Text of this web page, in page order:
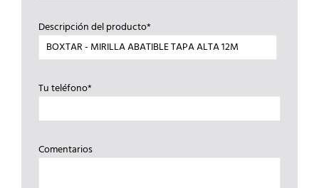
Descripción del producto*
Tu teléfono*
Comentarios